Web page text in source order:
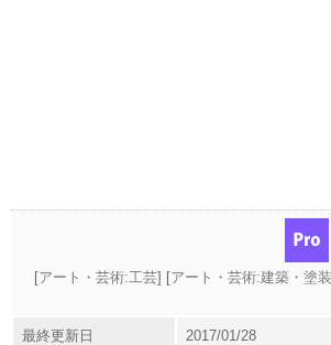
[アート・芸術:工芸] [アート・芸術:建築・塗
最終更新日 2017/01/28